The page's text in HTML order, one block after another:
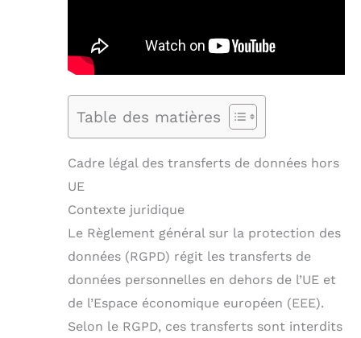
Table des matières
Cadre légal des transferts de données hors
UE
Contexte juridique
Le Règlement général sur la protection des
données (RGPD) régit les transferts de
données personnelles en dehors de l’UE et
de l’Espace économique européen (EEE).
Selon le RGPD, ces transferts sont interdits